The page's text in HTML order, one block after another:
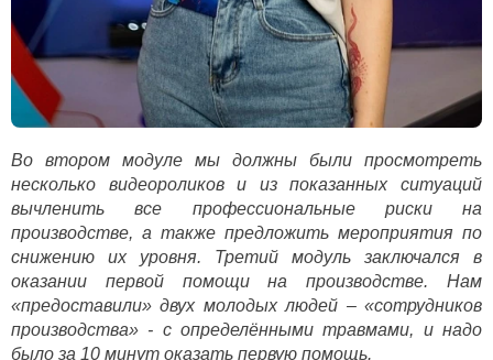
Во втором модуле мы должны были просмотреть
несколько видеороликов и из показанных ситуаций
вычленить все профессиональные риски на
производстве, а также предложить мероприятия по
снижению их уровня. Третий модуль заключался в
оказании первой помощи на производстве. Нам
«предоставили» двух молодых людей – «сотрудников
производства» - с определёнными травмами, и надо
было за 10 минут оказать первую помощь.